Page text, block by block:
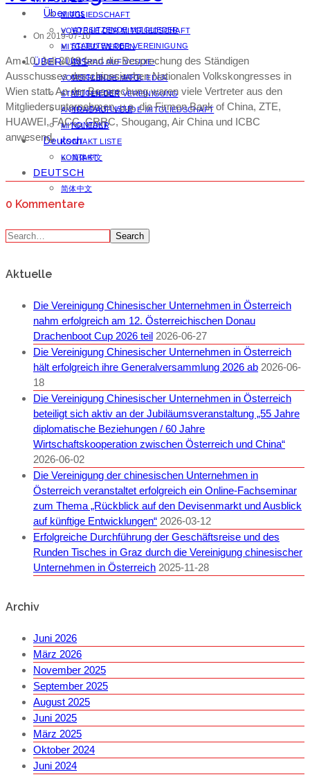
Über uns
VORSITZENDE MITGLIEDER
STATUTEN DER VEREINIGUNG
ANTRAG AUF VCUOE-
MITGLIEDSCHAFT
MITGLIEDER
KONTAKT LISTE
KONTAKT
Deutsch
简体中文
MITGLIEDSCHAFT
VORTEILE DER MITGLIEDSCHAFT
MITGLIED WERDEN
ÜBER UNS
VORSITZENDE MITGLIEDER
STATUTEN DER VEREINIGUNG
ANTRAG AUF VCUOE-MITGLIEDSCHAFT
MITGLIEDER
KONTAKT LISTE
KONTAKT
DEUTSCH
简体中文
On 2019-07-10
Am 10. Juli 2019 fand die Besprechung des Ständigen
Ausschusses des chinesischen Nationalen Volkskongresses in
Wien statt. An der Besprechung waren viele Vertreter aus den
Mitgliedersunternehmen, u.a. die Firmen Bank of China, ZTE,
HUAWEI, FACC, CRRC, Shougang, Air China und ICBC
anwesend.
0 Kommentare
Search
Aktuelle
Die Vereinigung Chinesischer Unternehmen in Österreich
nahm erfolgreich am 12. Österreichischen Donau
Drachenboot Cup 2026 teil 2026-06-27
Die Vereinigung Chinesischer Unternehmen in Österreich
hält erfolgreich ihre Generalversammlung 2026 ab 2026-06-
18
Die Vereinigung Chinesischer Unternehmen in Österreich
beteiligt sich aktiv an der Jubiläumsveranstaltung „55 Jahre
diplomatische Beziehungen / 60 Jahre
Wirtschaftskooperation zwischen Österreich und China“
2026-06-02
Die Vereinigung der chinesischen Unternehmen in
Österreich veranstaltet erfolgreich ein Online-Fachseminar
zum Thema „Rückblick auf den Devisenmarkt und Ausblick
auf künftige Entwicklungen“ 2026-03-12
Erfolgreiche Durchführung der Geschäftsreise und des
Runden Tisches in Graz durch die Vereinigung chinesischer
Unternehmen in Österreich 2025-11-28
Archiv
Juni 2026
März 2026
November 2025
September 2025
August 2025
Juni 2025
März 2025
Oktober 2024
Juni 2024